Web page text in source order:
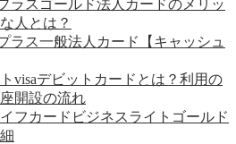
ラスゴールド法人カードのメリッ
人とは？
ラス一般法人カード【キャッシュ
visaデビットカードとは？利用の
開設の流れ
フカードビジネスライトゴールド